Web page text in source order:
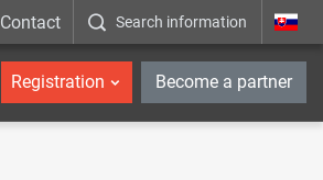
Contact Search information _en
Registration Become a partner